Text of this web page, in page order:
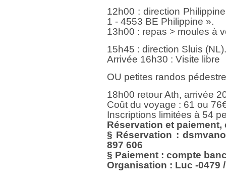
12h00 : direction
1 - 4553 BE Philippine ».
13h00 : repas > moules à
15h45 : direction Sluis
Arrivée 16h30 : Visite libre
OU petites randos
18h00 retour Ath, arrivée
Coût du voyage : 61 ou
Inscriptions limitées à 54
Réservation et
§ Réservation :
897 606
§ Paiement : compte
Organisation : Luc -0479